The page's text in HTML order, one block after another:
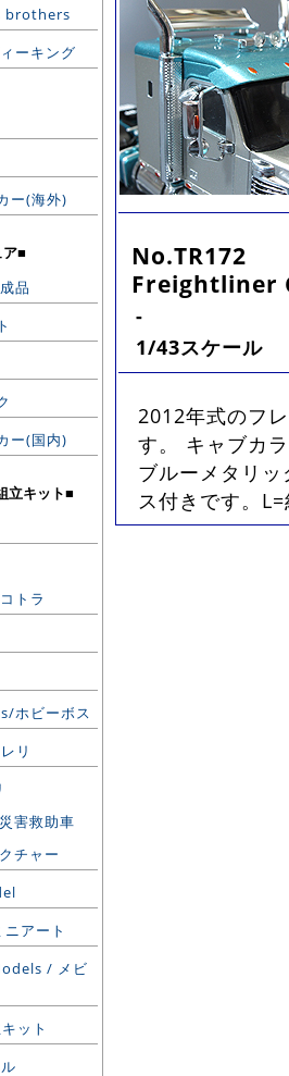
brothers
ーキング
ー(海外)
■
品
ー(国内)
立キット■
トラ
ホビーボス
リ
害救助車
チャー
アート
/ メビ
ット
No.TR172
Freightliner
-
1/43スケール
2012年式のフ
す。 キャブカ
ブルーメタリ
ス付きです。